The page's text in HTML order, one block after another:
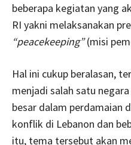
beberapa kegiatan yang
RI yakni melaksanakan
“peacekeeping”(misi
Hal ini cukup beralasan,
menjadi salah satu
besar dalam perdamaian
konflik di Lebanon dan
itu, tema tersebut akan